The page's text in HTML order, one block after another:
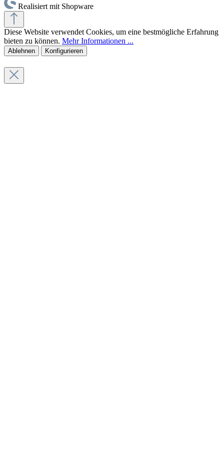
Realisiert mit Shopware
Diese Website verwendet Cookies, um eine bestmögliche Erfahrung
bieten zu können. Mehr Informationen ...
Ablehnen Konfigurieren